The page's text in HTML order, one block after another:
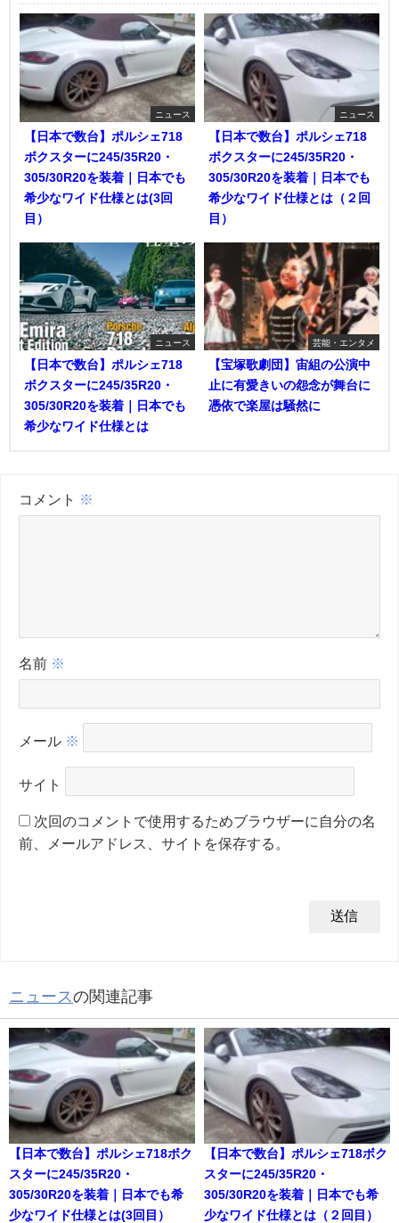
ニュース
【日本で数台】ポルシェ718
ボクスターに245/35R20・
305/30R20を装着｜日本でも
希少なワイド仕様とは(3回
目）
ニュース
【日本で数台】ポルシェ718
ボクスターに245/35R20・
305/30R20を装着｜日本でも
希少なワイド仕様とは（２回
目）
ニュース
【日本で数台】ポルシェ718
ボクスターに245/35R20・
305/30R20を装着｜日本でも
希少なワイド仕様とは
芸能・エンタメ
【宝塚歌劇団】宙組の公演中
止に有愛きいの怨念が舞台に
憑依で楽屋は騒然に
コメント ※
名前 ※
メール ※
サイト
次回のコメントで使用するためブラウザーに自分の名
前、メールアドレス、サイトを保存する。
ニュースの関連記事
【日本で数台】ポルシェ718ボク
スターに245/35R20・
305/30R20を装着｜日本でも希
少なワイド仕様とは(3回目）
【日本で数台】ポルシェ718ボク
スターに245/35R20・
305/30R20を装着｜日本でも希
少なワイド仕様とは（２回目）